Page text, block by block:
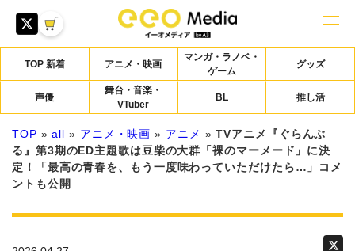
TOP 新着 アニメ・映画
マンガ・ラノベ・
ゲーム
グッズ
声優
舞台・音楽・
VTuber
BL 推し活
TOP »all » アニメ・映画 » アニメ »TVアニメ『ぐらんぶ
る』第3期のED主題歌は豆柴の大群「裸のマーメード」に決
定！「最高の青春を、もう一度味わっていただけたら…」コメ
ントも公開